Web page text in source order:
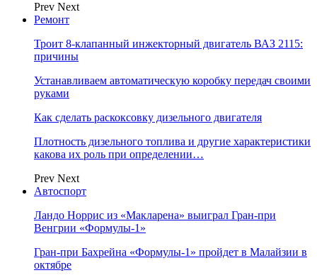
Prev Next
Ремонт
Троит 8-клапанный инжекторный двигатель ВАЗ 2115:
причины
Устанавливаем автоматическую коробку передач своими
руками
Как сделать раскоксовку дизельного двигателя
Плотность дизельного топлива и другие характеристики
какова их роль при определении…
Prev Next
Автоспорт
Ландо Норрис из «Макларена» выиграл Гран‑при
Венгрии «Формулы‑1»
Гран‑при Бахрейна «Формулы‑1» пройдет в Малайзии в
октябре